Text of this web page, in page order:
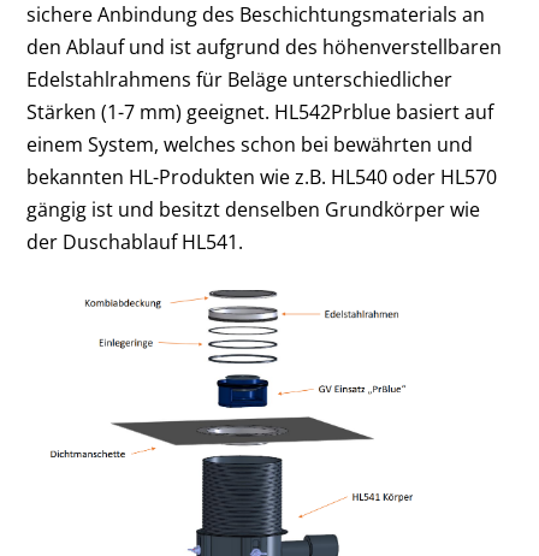
sichere Anbindung des Beschichtungsmaterials an
den Ablauf und ist aufgrund des höhenverstellbaren
Edelstahlrahmens für Beläge unterschiedlicher
Stärken (1-7 mm) geeignet. HL542Prblue basiert auf
einem System, welches schon bei bewährten und
bekannten HL-Produkten wie z.B. HL540 oder HL570
gängig ist und besitzt denselben Grundkörper wie
der Duschablauf HL541.